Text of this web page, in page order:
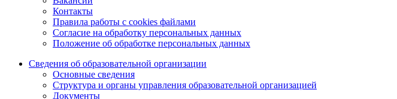
Контакты
Правила работы с cookies файлами
Согласие на обработку персональных данных
Положение об обработке персональных данных
Сведения об образовательной организации
Основные сведения
Структура и органы управления образовательной организацией
Документы